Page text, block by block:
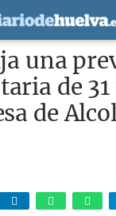
una
de
de